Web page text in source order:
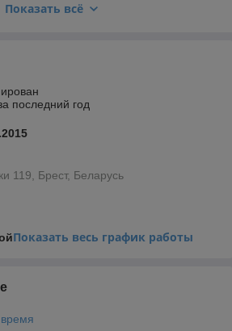
валов с механическими или
Показать всё
последний год
119, Брест, Беларусь
Показать весь график работы